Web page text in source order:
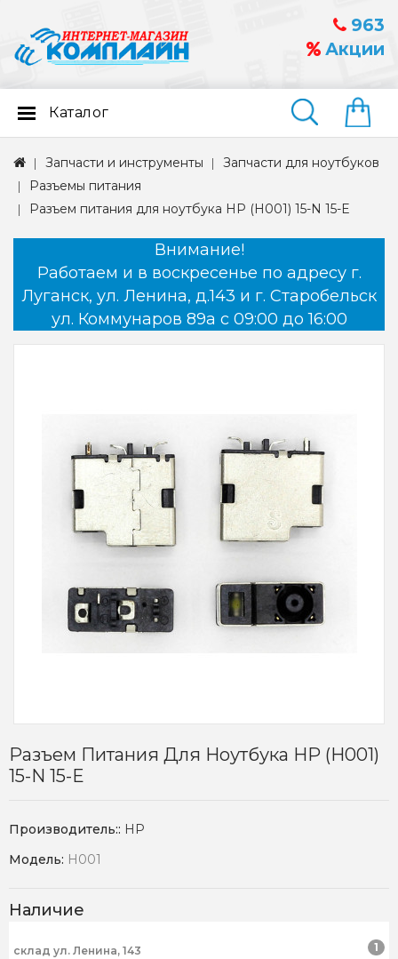
963
Акции
Найти
Каталог
Запчасти и инструменты
Запчасти для ноутбуков
Разъемы питания
Разъем питания для ноутбука HP (H001) 15-N 15-E
Внимание!
Работаем и в воскресенье по адресу г.
Луганск, ул. Ленина, д.143 и г. Старобельск
ул. Коммунаров 89а с 09:00 до 16:00
Разъем Питания Для Ноутбука HP (H001)
15-N 15-E
Производитель:: HP
Модель: H001
Наличие
склад ул. Ленина, 143 1